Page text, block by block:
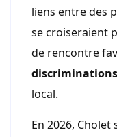
liens entre des
se croiseraient
de rencontre
discriminations
local.
En 2026, Cholet